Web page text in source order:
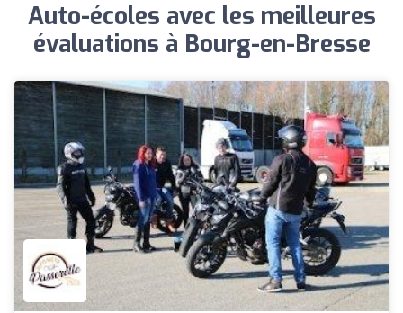
Auto-écoles avec les meilleures
évaluations à Bourg-en-Bresse